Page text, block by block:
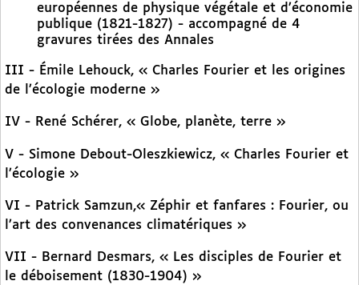
européennes de physique végétale et d’économie
publique (1821-1827) - accompagné de 4
gravures tirées des Annales
III - Émile Lehouck, « Charles Fourier et les origines
de l’écologie moderne »
IV - René Schérer, « Globe, planète, terre »
V - Simone Debout-Oleszkiewicz, « Charles Fourier et
l’écologie »
VI - Patrick Samzun,« Zéphir et fanfares : Fourier, ou
l’art des convenances climatériques »
VII - Bernard Desmars, « Les disciples de Fourier et
le déboisement (1830-1904) »